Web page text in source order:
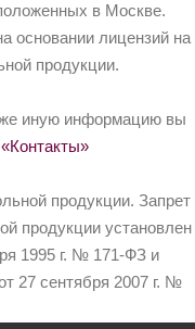
в Москве.
основании лицензий на
продукции.
иную информацию вы
«Контакты»
продукции. Запрет
продукции установлен
1995 г. № 171-ФЗ и
27 сентября 2007 г. №